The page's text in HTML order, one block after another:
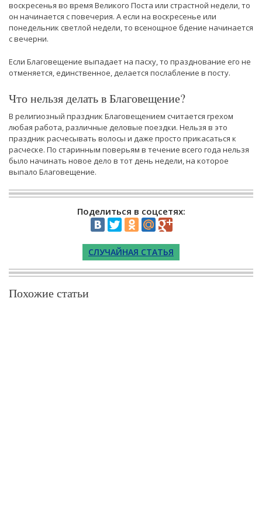
воскресенья во время Великого Поста или страстной недели, то
он начинается с повечерия. А если на воскресенье или
понедельник светлой недели, то всенощное бдение начинается
с вечерни.
Если Благовещение выпадает на пасху, то празднование его не
отменяется, единственное, делается послабление в посту.
Что нельзя делать в Благовещение?
В религиозный праздник Благовещением считается грехом
любая работа, различные деловые поездки. Нельзя в это
праздник расчесывать волосы и даже просто прикасаться к
расческе. По старинным поверьям в течение всего года нельзя
было начинать новое дело в тот день недели, на которое
выпало Благовещение.
Поделиться в соцсетях:
СЛУЧАЙНАЯ СТАТЬЯ
Похожие статьи